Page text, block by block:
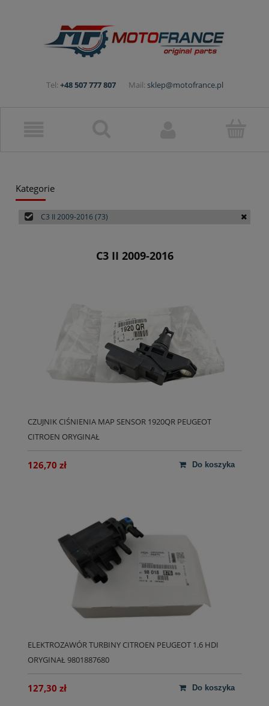
Tel: +48 507 777 807 Mail: sklep@motofrance.pl
Kategorie
C3 II 2009-2016 (73)
C3 II 2009-2016
CZUJNIK CIŚNIENIA MAP SENSOR 1920QR PEUGEOT
CITROEN ORYGINAŁ
126,70 zł do koszyka
ELEKTROZAWÓR TURBINY CITROEN PEUGEOT 1.6 HDI
ORYGINAŁ 9801887680
127,30 zł do koszyka